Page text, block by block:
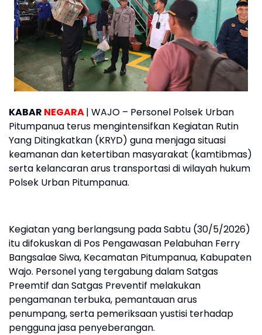
KABAR NEGARA| WAJO – Personel Polsek Urban
Pitumpanua terus mengintensifkan Kegiatan Rutin
Yang Ditingkatkan (KRYD) guna menjaga situasi
keamanan dan ketertiban masyarakat (kamtibmas)
serta kelancaran arus transportasi di wilayah hukum
Polsek Urban Pitumpanua.
Kegiatan yang berlangsung pada Sabtu (30/5/2026)
itu difokuskan di Pos Pengawasan Pelabuhan Ferry
Bangsalae Siwa, Kecamatan Pitumpanua, Kabupaten
Wajo. Personel yang tergabung dalam Satgas
Preemtif dan Satgas Preventif melakukan
pengamanan terbuka, pemantauan arus
penumpang, serta pemeriksaan yustisi terhadap
pengguna jasa penyeberangan.